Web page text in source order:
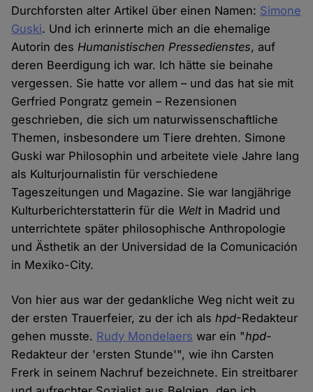
Durchforsten alter Artikel über einen Namen: Simone
Guski. Und ich erinnerte mich an die ehemalige
Autorin des Humanistischen Pressedienstes, auf
deren Beerdigung ich war. Ich hätte sie beinahe
vergessen. Sie hatte vor allem – und das hat sie mit
Gerfried Pongratz gemein – Rezensionen
geschrieben, die sich um naturwissenschaftliche
Themen, insbesondere um Tiere drehten. Simone
Guski war Philosophin und arbeitete viele Jahre lang
als Kulturjournalistin für verschiedene
Tageszeitungen und Magazine. Sie war langjährige
Kulturberichterstatterin für die Weltin Madrid und
unterrichtete später philosophische Anthropologie
und Ästhetik an der Universidad de la Comunicación
in Mexiko-City.
Von hier aus war der gedankliche Weg nicht weit zu
der ersten Trauerfeier, zu der ich alshpd-Redakteur
gehen musste. Rudy Mondelaers war ein "hpd-
Redakteur der 'ersten Stunde'", wie ihn Carsten
Frerk in seinem Nachruf bezeichnete. Ein streitbarer